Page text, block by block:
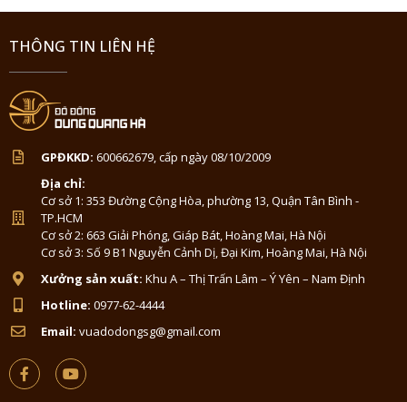
THÔNG TIN LIÊN HỆ
GPĐKKD: 600662679, cấp ngày 08/10/2009
Địa chỉ:
Cơ sở 1: 353 Đường Cộng Hòa, phường 13, Quận Tân Bình -
TP.HCM
Cơ sở 2: 663 Giải Phóng, Giáp Bát, Hoàng Mai, Hà Nội
Cơ sở 3: Số 9 B1 Nguyễn Cảnh Dị, Đại Kim, Hoàng Mai, Hà Nội
Xưởng sản xuất: Khu A – Thị Trấn Lâm – Ý Yên – Nam Định
Hotline: 0977-62-4444
Email: vuadodongsg@gmail.com